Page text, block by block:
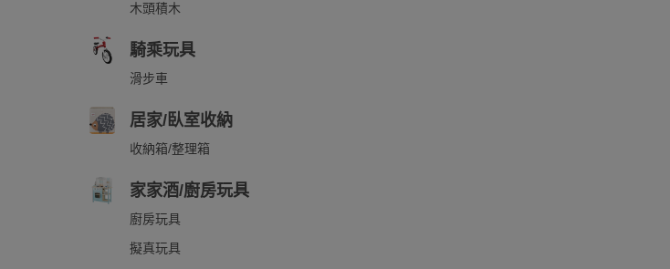
木頭積木
騎乘玩具
滑步車
居家/臥室收納
收納箱/整理箱
家家酒/廚房玩具
廚房玩具
擬真玩具